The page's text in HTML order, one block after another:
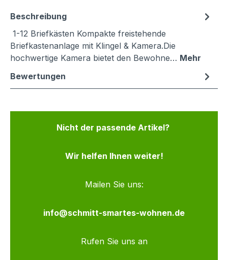
Beschreibung
1-12 Briefkästen Kompakte freistehende
Briefkastenanlage mit Klingel & Kamera.Die
hochwertige Kamera bietet den Bewohne… Mehr
Bewertungen
Nicht der passende Artikel?
Wir helfen Ihnen weiter!
Mailen Sie uns:
info@schmitt-smartes-wohnen.de
Rufen Sie uns an